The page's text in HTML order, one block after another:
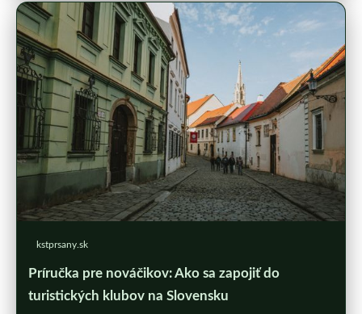
kstprsany.sk
Príručka pre nováčikov: Ako sa zapojiť do
turistických klubov na Slovensku